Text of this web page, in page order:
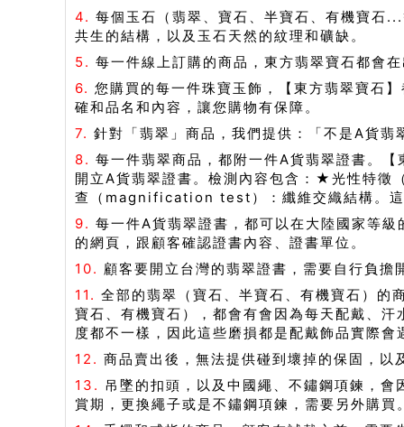
4. 每個玉石（翡翠、寶石、半寶石、有機寶石
共生的結構，以及玉石天然的紋理和礦缺。
5. 每一件線上訂購的商品，東方翡翠寶石都會
6. 您購買的每一件珠寶玉飾，【東方翡翠寶石
確和品名和內容，讓您購物有保障。
7. 針對「翡翠」商品，我們提供：「不是A貨
8. 每一件翡翠商品，都附一件A貨翡翠證書。
開立A貨翡翠證書。檢測內容包含：★光性特
查（magnification test）：纖維交織結構。這
9. 每一件A貨翡翠證書，都可以在大陸國家等
的網頁，跟顧客確認證書內容、證書單位。
10. 顧客要開立台灣的翡翠證書，需要自行負擔
11. 全部的翡翠（寶石、半寶石、有機寶石）的
寶石、有機寶石），都會有會因為每天配戴、
度都不一樣，因此這些磨損都是配戴飾品實際
12. 商品賣出後，無法提供碰到壞掉的保固，以
13. 吊墜的扣頭，以及中國繩、不鏽鋼項鍊，
賞期，更換繩子或是不鏽鋼項鍊，需要另外購買